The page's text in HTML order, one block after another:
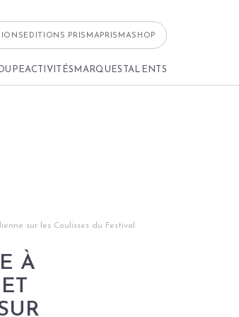
EDITIONS PRISMA PRISMASHOP
ACTIVITÉS MARQUES TALENTS
sur les Coulisses du Festival
À